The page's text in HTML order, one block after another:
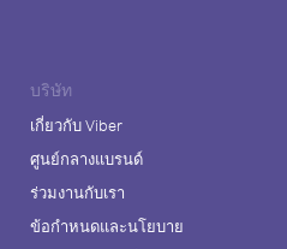
บริษัท
เกี่ยวกับ Viber
ศูนย์กลางแบรนด์
ร่วมงานกับเรา
ข้อกำหนดและนโยบาย